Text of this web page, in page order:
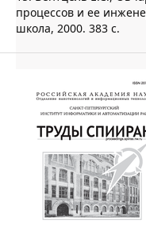
процессов и ее
школа, 2000. 383 с.